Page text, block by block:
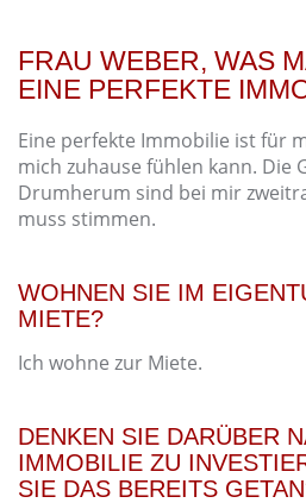
FRAU WEBER, WAS
EINE PERFEKTE
Eine perfekte Immobilie ist für
mich zuhause fühlen kann. Die
Drumherum sind bei mir
muss stimmen.
WOHNEN SIE IM
MIETE?
Ich wohne zur Miete.
DENKEN SIE DARÜBER
IMMOBILIE ZU
SIE DAS BEREITS